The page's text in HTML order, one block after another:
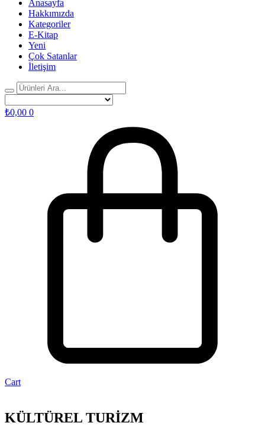
Anasayfa
Hakkımızda
Kategoriler
E-Kitap
Yeni
Çok Satanlar
İletişim
₺0,00 0
Cart
KÜLTÜREL TURİZM